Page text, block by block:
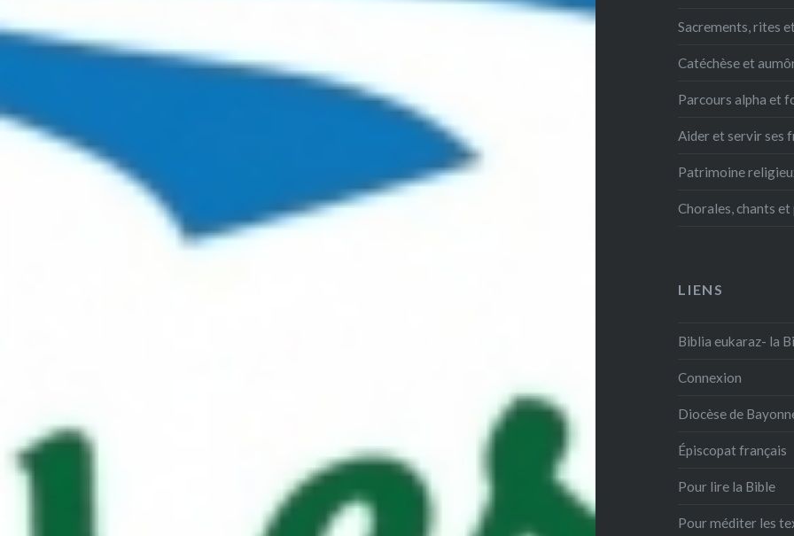
Sacrements, rites
Catéchèse et
Parcours alpha et
Aider et servir ses
Patrimoine
Chorales, chants et
LIENS
Biblia eukaraz- la
Connexion
Diocèse de
Épiscopat français
Pour lire la Bible
Pour méditer les